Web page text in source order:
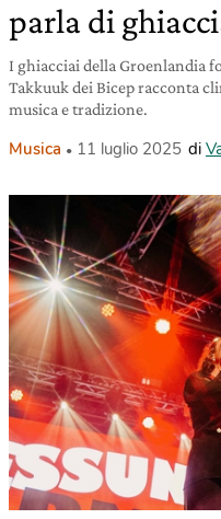
parla di
I ghiacciai della Groenlandia
Takkuuk dei Bicep racconta
musica e tradizione.
Musica 11 luglio 2025 di